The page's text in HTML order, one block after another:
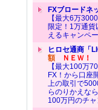
FXブロードネ
【最大6万
限定！1万通貨
えるキャンペ
ヒロセ通商「
額ＮＥＷ！
【最大100万
FX！から口座
上の取引で
らのりかえな
100万円のチャ